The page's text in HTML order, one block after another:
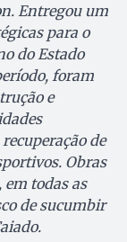
Entregou um
para o
do Estado
foram
e
de
Obras
todas as
de sucumbir